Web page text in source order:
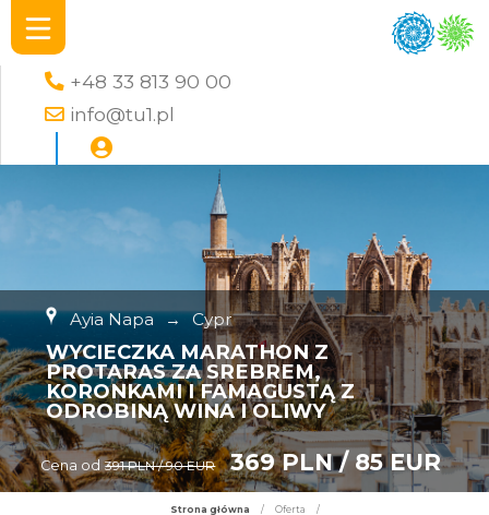
+48 33 813 90 00
info@tu1.pl
Ayia Napa → Cypr
WYCIECZKA MARATHON Z
PROTARAS ZA SREBREM,
KORONKAMI I FAMAGUSTĄ Z
ODROBINĄ WINA I OLIWY
Cena od 391 PLN / 90 EUR 369 PLN / 85 EUR
Strona główna / Oferta
/